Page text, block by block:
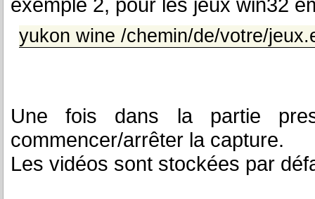
yukon wine /chemin/de/votre/
Une fois dans la partie
commencer/arrêter la capture.
Les vidéos sont stockées par